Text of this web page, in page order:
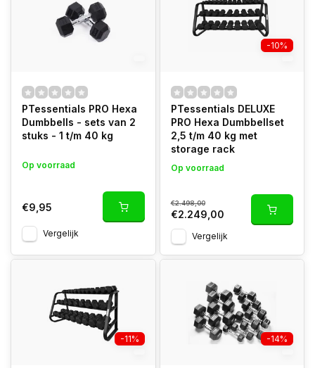
PTessentials PRO Hexa
Dumbbells - sets van 2
stuks - 1 t/m 40 kg
Op voorraad
€9,95
Vergelijk
-10%
PTessentials DELUXE
PRO Hexa Dumbbellset
2,5 t/m 40 kg met
storage rack
Op voorraad
€2.498,00
€2.249,00
Vergelijk
-11% -14%